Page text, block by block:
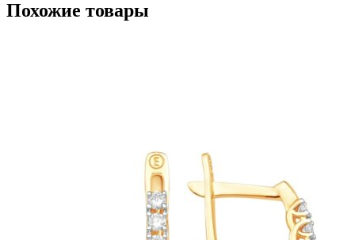
Похожие товары